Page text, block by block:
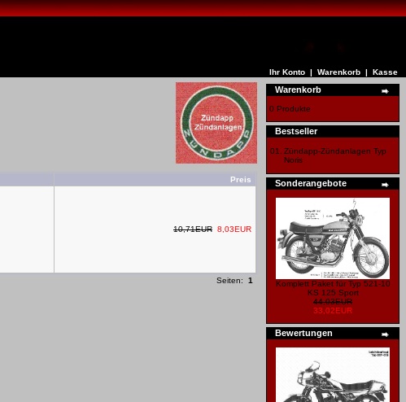
Ihr Konto | Warenkorb | Kasse
Preis
10,71EUR 8,03EUR
Seiten: 1
Warenkorb
0 Produkte
Bestseller
01.
Zündapp-Zündanlagen Typ
Noris
Sonderangebote
Komplett Paket für Typ 521-10
KS 125 Sport
44,03EUR
33,02EUR
Bewertungen